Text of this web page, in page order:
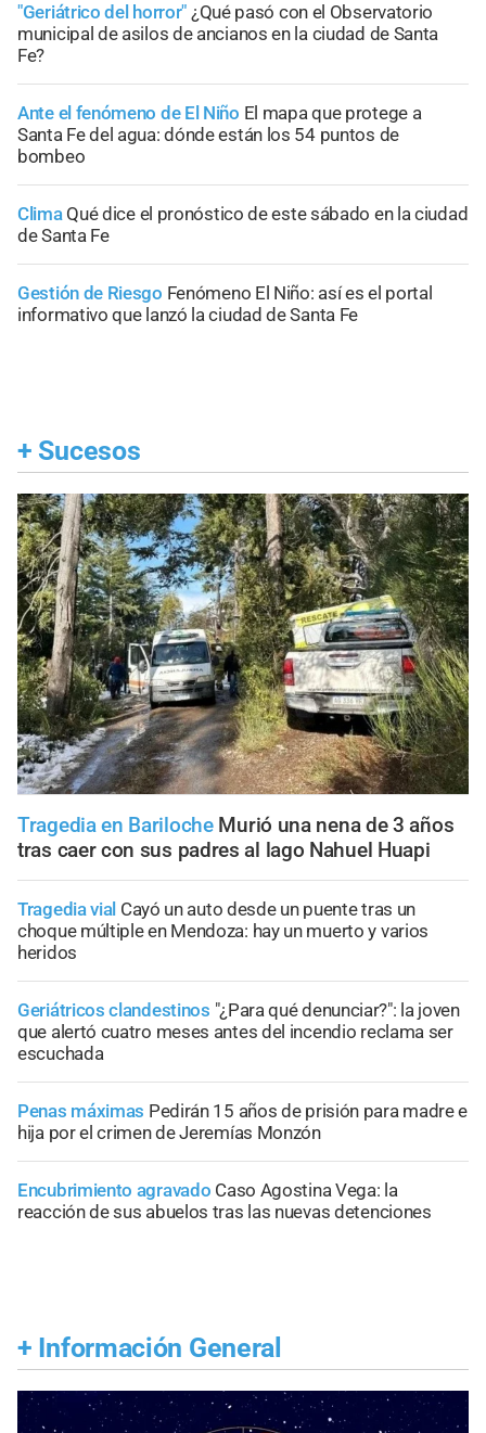
"Geriátrico del horror" ¿Qué pasó con el Observatorio
municipal de asilos de ancianos en la ciudad de Santa
Fe?
Ante el fenómeno de El Niño El mapa que protege a
Santa Fe del agua: dónde están los 54 puntos de
bombeo
Clima Qué dice el pronóstico de este sábado en la ciudad
de Santa Fe
Gestión de Riesgo Fenómeno El Niño: así es el portal
informativo que lanzó la ciudad de Santa Fe
+ Sucesos
Tragedia en Bariloche Murió una nena de 3 años
tras caer con sus padres al lago Nahuel Huapi
Tragedia vial Cayó un auto desde un puente tras un
choque múltiple en Mendoza: hay un muerto y varios
heridos
Geriátricos clandestinos "¿Para qué denunciar?": la joven
que alertó cuatro meses antes del incendio reclama ser
escuchada
Penas máximas Pedirán 15 años de prisión para madre e
hija por el crimen de Jeremías Monzón
Encubrimiento agravado Caso Agostina Vega: la
reacción de sus abuelos tras las nuevas detenciones
+ Información General